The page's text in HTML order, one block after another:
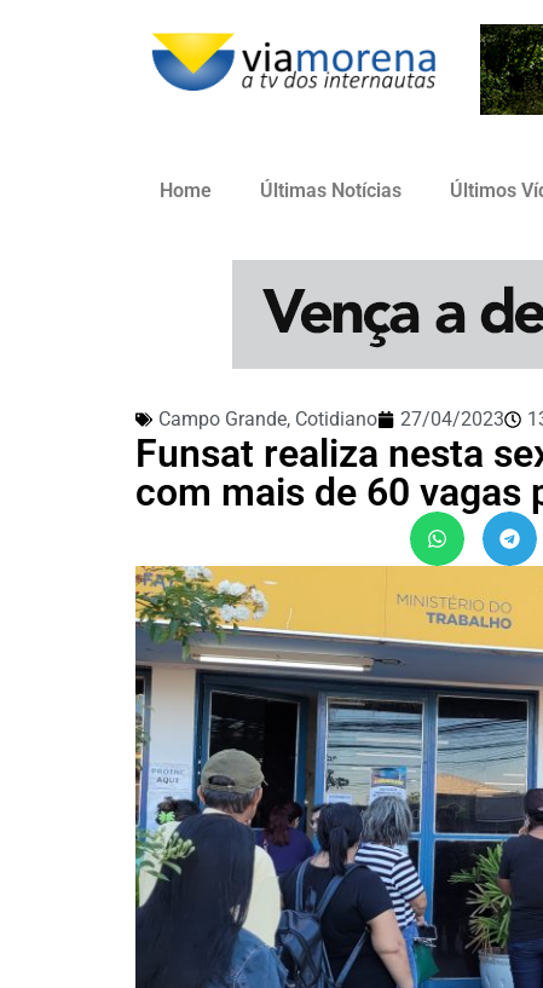
Home Últimas Notícias Últimos
Campo Grande, Cotidiano 27/04/2023
Funsat realiza nesta
com mais de 60 vagas